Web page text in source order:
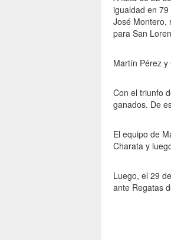
igualdad en
José Montero,
para San
Martín Pérez
Con el triunfo
ganados. De
El equipo de
Charata y
Luego, el 29
ante Regatas